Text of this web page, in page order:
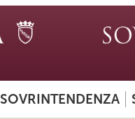
SOVRINTENDENZA